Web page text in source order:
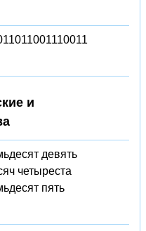
и
девять
четыреста
пять